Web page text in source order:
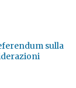
sulla